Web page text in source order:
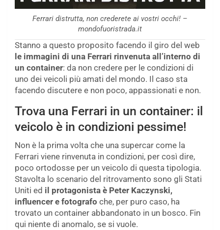
Ferrari distrutta, non crederete ai vostri occhi! –
mondofuoristrada.it
Stanno a questo proposito facendo il giro del web
le immagini di una Ferrari rinvenuta all’interno di
un container: da non credere per le condizioni di
uno dei veicoli più amati del mondo. Il caso sta
facendo discutere e non poco, appassionati e non.
Trova una Ferrari in un container: il
veicolo è in condizioni pessime!
Non è la prima volta che una supercar come la
Ferrari viene rinvenuta in condizioni, per così dire,
poco ortodosse per un veicolo di questa tipologia.
Stavolta lo scenario del ritrovamento sono gli Stati
Uniti ed il protagonista è Peter Kaczynski,
influencer e fotografo che, per puro caso, ha
trovato un container abbandonato in un bosco. Fin
qui niente di anomalo, se si vuole.